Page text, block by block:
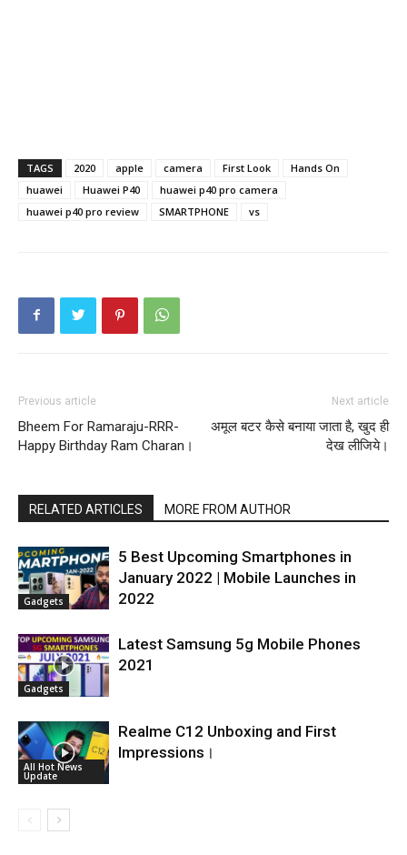
TAGS 2020 apple camera First Look
Hands On
huawei
Huawei P40
huawei p40 pro camera
huawei p40 pro review
SMARTPHONE vs
Previous article
Bheem For Ramaraju-RRR-
Happy Birthday Ram Charan।
Next article
अमूल बटर कैसे बनाया जाता है, खुद ही
देख लीजिये।
RELATED ARTICLES MORE FROM AUTHOR
Gadgets
5 Best Upcoming Smartphones in
January 2022 | Mobile Launches in
2022
Gadgets
Latest Samsung 5g Mobile Phones
2021
All Hot News
Update
Realme C12 Unboxing and First
Impressions।